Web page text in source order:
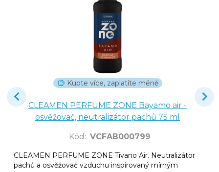
Kupte více, zaplatíte méně
CLEAMEN PERFUME ZONE Bayamo air -
osvěžovač, neutralizátor pachů 75 ml
Kód : VCFAB000799
CLEAMEN PERFUME ZONE Tivano Air. Neutralizátor
pachů a osvěžovač vzduchu inspirovaný mírným